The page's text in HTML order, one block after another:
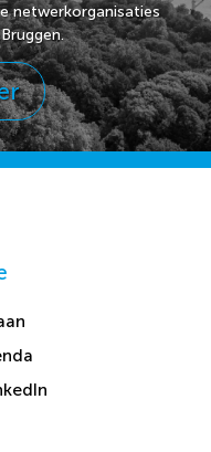
netwerkorganisaties